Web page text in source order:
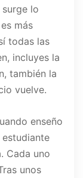
lo
más
todas las
incluyes la
también la
vuelve.
enseño
estudiante
Cada uno
unos